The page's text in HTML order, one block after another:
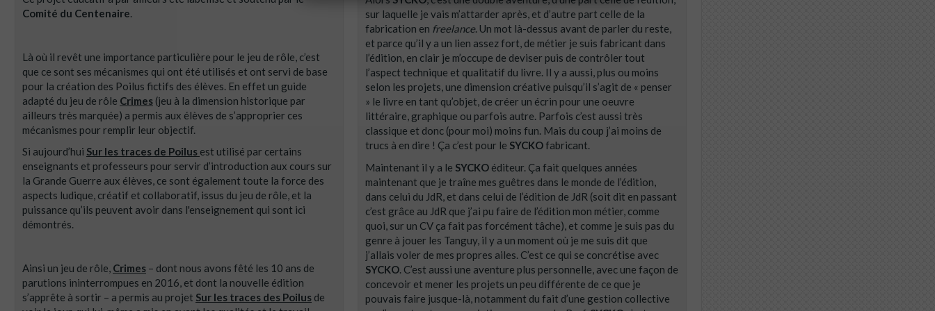
Comité du Centenaire.
Là où il revêt une importance particulière pour le jeu de rôle, c’est
que ce sont ses mécanismes qui ont été utilisés et ont servi de base
pour la création des Poilus fictifs des élèves. En effet un guide
adapté du jeu de rôle Crimes (jeu à la dimension historique par
ailleurs très marquée) a permis aux élèves de s’approprier ces
mécanismes pour remplir leur objectif.
Si aujourd’hui Sur les traces de Poilus est utilisé par certains
enseignants et professeurs pour servir d’introduction aux cours sur
la Grande Guerre aux élèves, ce sont également toute la force des
aspects ludique, créatif et collaboratif, issus du jeu de rôle, et la
puissance qu’ils peuvent avoir dans l'enseignement qui sont ici
démontrés.
Ainsi un jeu de rôle, Crimes – dont nous avons fêté les 10 ans de
parutions ininterrompues en 2016, et dont la nouvelle édition
s’apprête à sortir – a permis au projet Sur les traces des Poilus de
sur laquelle je vais m’attarder après, et d’autre part celle de la
fabrication en freelance. Un mot là-dessus avant de parler du reste,
et parce qu’il y a un lien assez fort, de métier je suis fabricant dans
l’édition, en clair je m’occupe de deviser puis de contrôler tout
l’aspect technique et qualitatif du livre. Il y a aussi, plus ou moins
selon les projets, une dimension créative puisqu’il s’agit de « penser
» le livre en tant qu’objet, de créer un écrin pour une oeuvre
littéraire, graphique ou parfois autre. Parfois c’est aussi très
classique et donc (pour moi) moins fun. Mais du coup j’ai moins de
trucs à en dire ! Ça c’est pour le SYCKOfabricant.
Maintenant il y a le SYCKO éditeur. Ça fait quelques années
maintenant que je traîne mes guêtres dans le monde de l’édition,
dans celui du JdR, et dans celui de l’édition de JdR (soit dit en passant
c’est grâce au JdR que j’ai pu faire de l’édition mon métier, comme
quoi, sur un CV ça fait pas forcément tâche), et comme je suis pas du
genre à jouer les Tanguy, il y a un moment où je me suis dit que
j’allais voler de mes propres ailes. C’est ce qui se concrétise avec
SYCKO. C’est aussi une aventure plus personnelle, avec une façon de
concevoir et mener les projets un peu différente de ce que je
pouvais faire jusque-là, notamment du fait d’une gestion collective